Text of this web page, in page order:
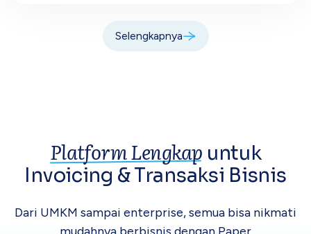
Selengkapnya
Platform Lengkap untuk
Invoicing &Transaksi Bisnis
Dari UMKM sampai enterprise, semua bisa nikmati